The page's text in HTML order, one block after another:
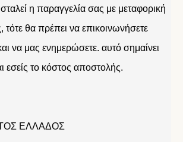
η παραγγελία σας με μεταφορική
τότε θα πρέπει να επικοινωνήσετε
να μας ενημερώσετε. αυτό σημαίνει
εσείς το κόστος αποστολής.
ΕΛΛΑΔΟΣ